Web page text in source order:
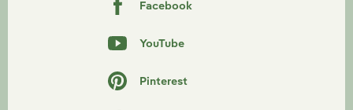
Facebook
YouTube
Pinterest